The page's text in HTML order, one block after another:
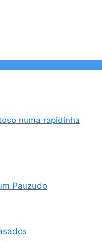
numa rapidinha
Pauzudo